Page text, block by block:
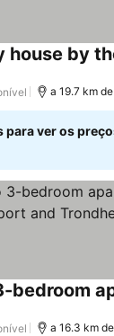
a 19.7 km
para ver os
a 16.3 km